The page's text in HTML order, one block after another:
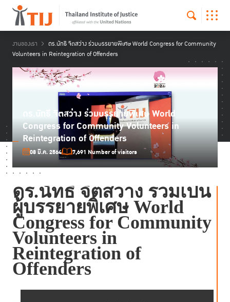
งานของเรา
ดร.นัทธี จิตสว่าง ร่วมบรรยายพิเศษ World Congress for Community
Volunteers in Reintegration of Offenders
ดร.นัทธี จิตสว่าง ร่วมบรรยายพิเศษ World
Congress for Community Volunteers in
Reintegration of Offenders
08 มี.ค. 2564 7,691 Number of visitors
ดร.นัทธี จิตสว่าง ร่วมเป็น
ผู้บรรยายพิเศษ World
Congress for Community
Volunteers in
Reintegration of
Offenders